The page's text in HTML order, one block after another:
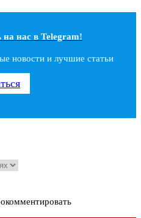
наc в Telegram!
новости и лучшие статьи